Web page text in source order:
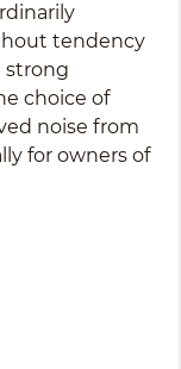
tendency
strong
choice of
noise from
for owners of